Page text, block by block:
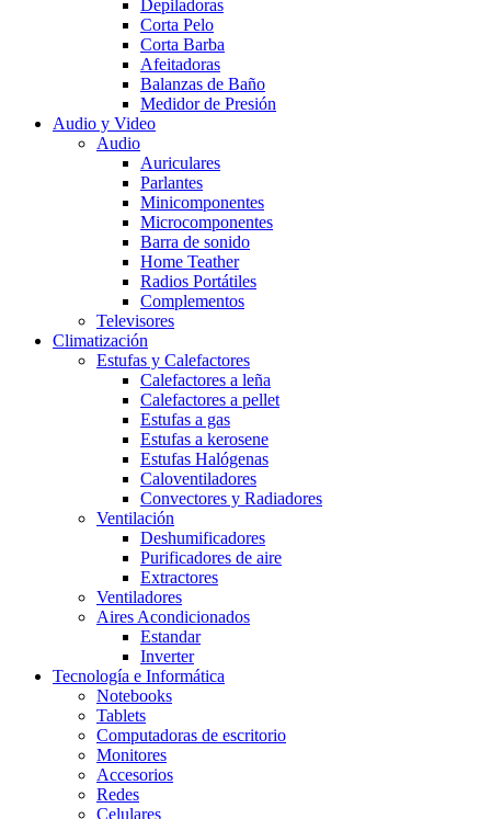
Depiladoras
Corta Pelo
Corta Barba
Afeitadoras
Balanzas de Baño
Medidor de Presión
Audio y Video
Audio
Auriculares
Parlantes
Minicomponentes
Microcomponentes
Barra de sonido
Home Teather
Radios Portátiles
Complementos
Televisores
Climatización
Estufas y Calefactores
Calefactores a leña
Calefactores a pellet
Estufas a gas
Estufas a kerosene
Estufas Halógenas
Caloventiladores
Convectores y Radiadores
Ventilación
Deshumificadores
Purificadores de aire
Extractores
Ventiladores
Aires Acondicionados
Estandar
Inverter
Tecnología e Informática
Notebooks
Tablets
Computadoras de escritorio
Monitores
Accesorios
Redes
Celulares